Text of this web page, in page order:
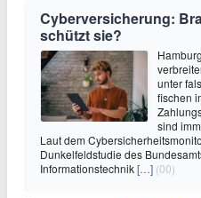
Cyberversicherung:
schützt sie?
unter
fischen
sind
Laut dem
Dunkelfeldstudie des
Informationstechnik[…] (00)